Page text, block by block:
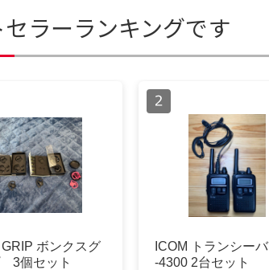
ラーランキングです
ボンクスグ
3個セット
ICOM トランシー
-4300 2台セット